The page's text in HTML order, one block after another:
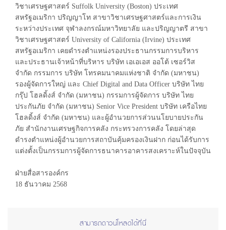
วิชาเศรษฐศาสตร์ Suffolk University (Boston) ประเทศ
สหรัฐอเมริกา ปริญญาโท สาขาวิชาเศรษฐศาสตร์และการเงิน
ระหว่างประเทศ จุฬาลงกรณ์มหาวิทยาลัย และปริญญาตรี สาขา
วิชาเศรษฐศาสตร์ University of California (Irvine) ประเทศ
สหรัฐอเมริกา เคยดำรงตำแหน่งรองประธานกรรมการบริหาร
และประธานเจ้าหน้าที่บริหาร บริษัท เอเอเอส ออโต้ เซอร์วิส
จำกัด กรรมการ บริษัท โทรคมนาคมแห่งชาติ จำกัด (มหาชน)
รองผู้จัดการใหญ่ และ Chief Digital and Data Officer บริษัท ไทย
กรุ๊ป โฮลดิ้งส์ จำกัด (มหาชน) กรรมการผู้จัดการ บริษัท ไทย
ประกันภัย จำกัด (มหาชน) Senior Vice President บริษัท เครือไทย
โฮลดิ้งส์ จำกัด (มหาชน) และผู้อำนวยการส่วนนโยบายประกัน
ภัย สำนักงานเศรษฐกิจการคลัง กระทรวงการคลัง โดยล่าสุด
ดำรงตำแหน่งผู้อำนวยการสถาบันคุ้มครองเงินฝาก ก่อนได้รับการ
แต่งตั้งเป็นกรรมการผู้จัดการธนาคารอาคารสงเคราะห์ในปัจจุบัน
ฝ่ายสื่อสารองค์กร
18 ธันวาคม 2568
สามารถดาวน์โหลดได้ที่นี่